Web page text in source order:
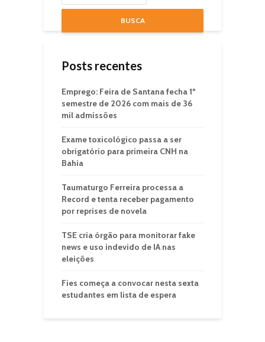
BUSCA
Posts recentes
Emprego: Feira de Santana fecha 1º
semestre de 2026 com mais de 36
mil admissões
Exame toxicológico passa a ser
obrigatório para primeira CNH na
Bahia
Taumaturgo Ferreira processa a
Record e tenta receber pagamento
por reprises de novela
TSE cria órgão para monitorar fake
news e uso indevido de IA nas
eleições
Fies começa a convocar nesta sexta
estudantes em lista de espera